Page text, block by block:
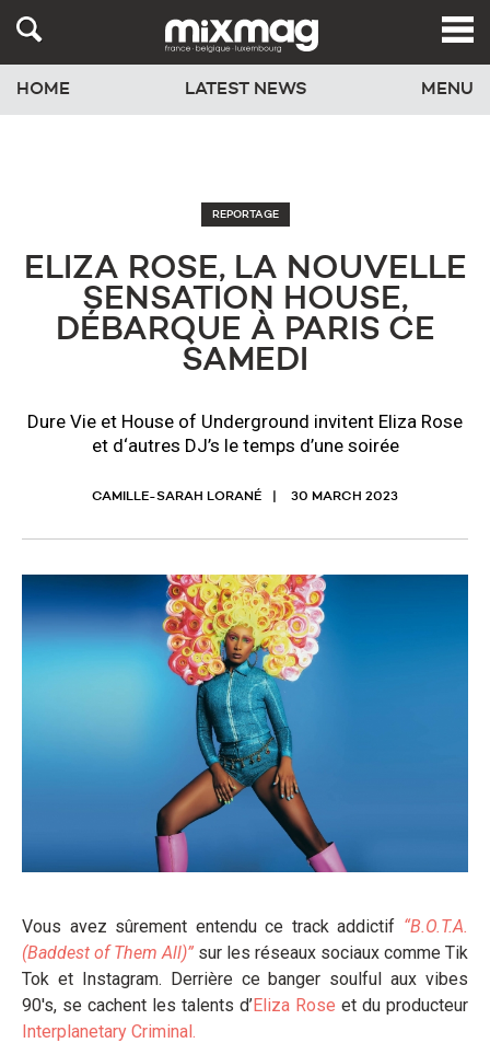
HOME LATEST NEWS MENU
REPORTAGE
ELIZA ROSE, LA NOUVELLE
SENSATION HOUSE,
DÉBARQUE À PARIS CE
SAMEDI
Dure Vie et House of Underground invitent Eliza Rose
et d‘autres DJ’s le temps d’une soirée
CAMILLE-SARAH LORANÉ 30 MARCH 2023
Vous avez sûrement entendu ce track addictif “B.O.T.A.
(Baddest of Them All)” sur les réseaux sociaux comme Tik
Tok et Instagram. Derrière ce banger soulful aux vibes
90's, se cachent les talents d’Eliza Rose et du producteur
Interplanetary Criminal.